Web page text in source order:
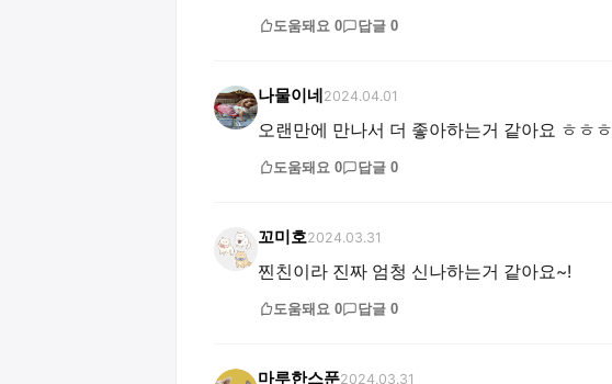
도움돼요 0 답글 0
나물이네 2024.04.01
오랜만에 만나서 더 좋아하는거 같아요 ㅎㅎㅎ
도움돼요 0 답글 0
꼬미호2024.03.31
찐친이라 진짜 엄청 신나하는거 같아요~!
도움돼요 0 답글 0
마루한스푼2024.03.31